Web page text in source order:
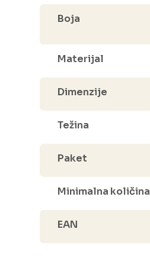
Boja
Materijal
Dimenzije
Težina
Paket
Minimalna količina
EAN